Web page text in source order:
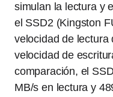
simulan la lectura y
el SSD2 (Kingston
velocidad de lectura
velocidad de
comparación, el
MB/s en lectura y